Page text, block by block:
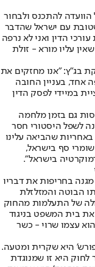
להתכנס ולבחור
עם ישראל שהדבר
הדין ואני לא נרפה
עליו מורא - זולת
בג״ץ: ״אנו מחזקים את
אחד, בעניין החובה
במיידי לפסק הדין
גם בזמן מלחמה
לשפל היסטורי חסר
שהביאה עלינו
יש שומרי סף בישראל,
בישראל״.
בחריפות את דבריו
הבוטה והמזלזלת
של התעלמות מהחוק
את בית המשפט בניגוד
הוא עצמו שרוי - כשר
היא שקרית ומטעה.
היא זו שמנוגדת